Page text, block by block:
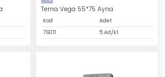
Tema Vega 55*75 Ayna
Kod
Adet
76011
5 Ad/Kl